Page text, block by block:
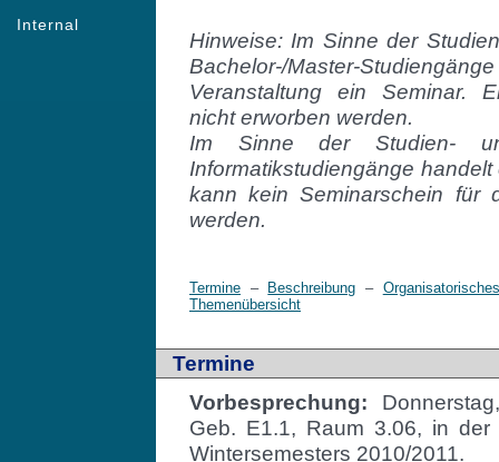
Internal
Hinweise: Im Sinne der
Bachelor-/Master-
Veranstaltung ein Seminar.
nicht erworben werden.
Im Sinne der Studien-
Informatikstudiengänge
kann kein Seminarschein für
werden.
Termine – Beschreibung – Organisatorisches
Themenübersicht
Termine
Vorbesprechung:
Geb. E1.1, Raum 3.06, in der
Wintersemesters 2010/2011.